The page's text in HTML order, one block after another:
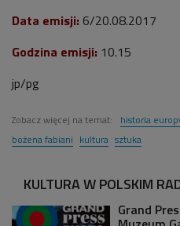
Data emisji: 6/20.08.2017
Godzina emisji: 10.15
jp/pg
Zobacz więcej na temat: historia
bożena fabiani kultura sztuka
KULTURA W POLSKIM
Grand